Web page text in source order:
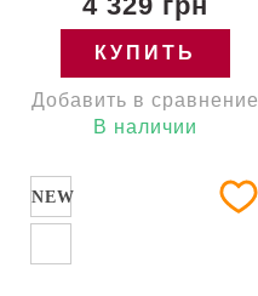
КУПИТЬ
Добавить в сравнение
В наличии
NEW